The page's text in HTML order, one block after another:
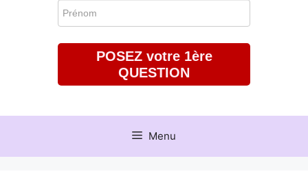
POSEZ votre 1ère
QUESTION
Menu